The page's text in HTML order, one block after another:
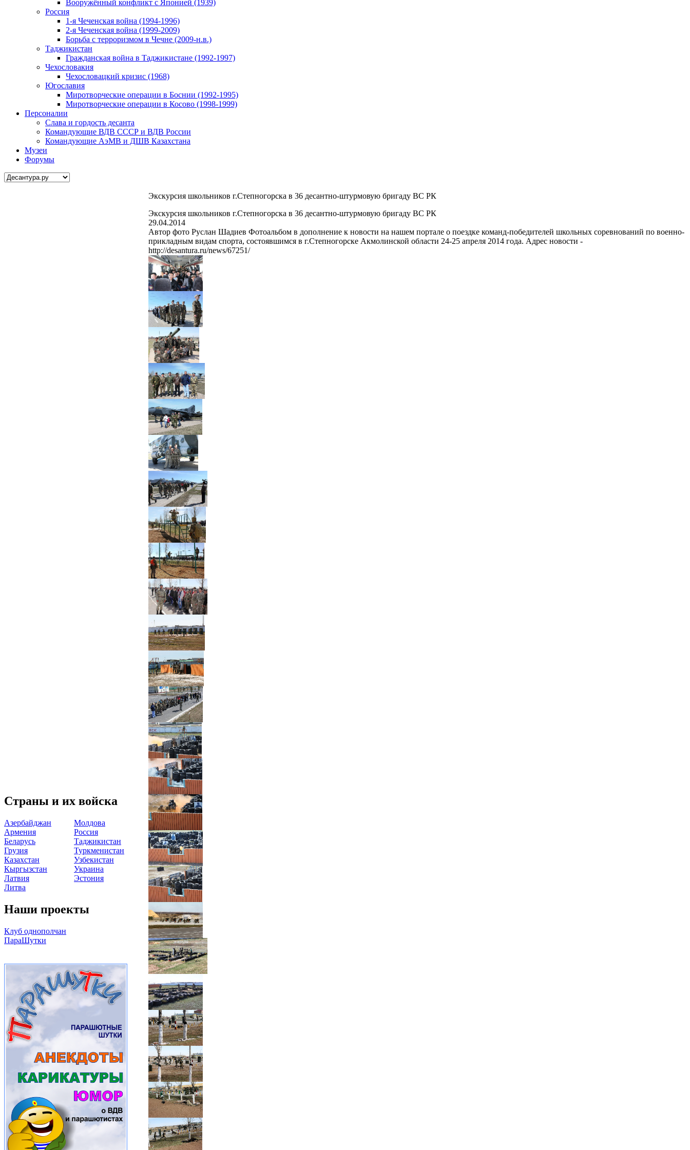
Вооружённый конфликт с Японией (1939)
Россия
1-я Чеченская война (1994-1996)
2-я Чеченская война (1999-2009)
Борьба с терроризмом в Чечне (2009-н.в.)
Таджикистан
Гражданская война в Таджикистане (1992-1997)
Чехословакия
Чехословацкий кризис (1968)
Югославия
Миротворческие операции в Боснии (1992-1995)
Миротворческие операции в Косово (1998-1999)
Персоналии
Слава и гордость десанта
Командующие ВДВ СССР и ВДВ России
Командующие АэМВ и ДШВ Казахстана
Музеи
Форумы
Страны и их войска
Азербайджан
Армения
Беларусь
Грузия
Казахстан
Кыргызстан
Латвия
Литва
Молдова
Россия
Таджикистан
Туркменистан
Узбекистан
Украина
Эстония
Наши проекты
Клуб однополчан
ПараШутки
Экскурсия школьников г.Степногорска в 36 десантно-штурмовую бригаду ВС РК
Экскурсия школьников г.Степногорска в 36 десантно-штурмовую бригаду ВС РК
29.04.2014
Автор фото Руслан Шадиев Фотоальбом в дополнение к новости на нашем портале о поездке команд-победителей школьных соревнований по военно-
прикладным видам спорта, состоявшимся в г.Степногорске Акмолинской области 24-25 апреля 2014 года. Адрес новости -
http://desantura.ru/news/67251/